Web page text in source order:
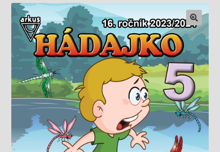
Predplatné
Pripravujeme
Pre školy
Knižný klub
Kontakt